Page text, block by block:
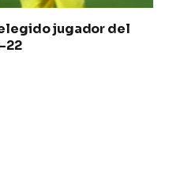
jugador del
22